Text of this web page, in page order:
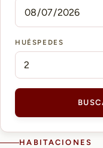
HUÉSPEDES
HABITACIONES